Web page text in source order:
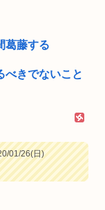
葛藤する
べきでないこと
01/26(日)